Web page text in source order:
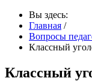
Вы здесь:
Главная /
Вопросы
Классный
Классный